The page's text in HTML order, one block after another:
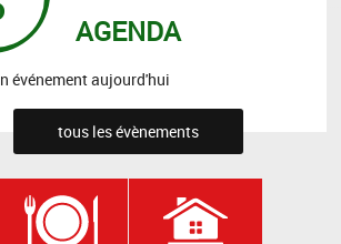
AGENDA
événement aujourd'hui
tous les évènements